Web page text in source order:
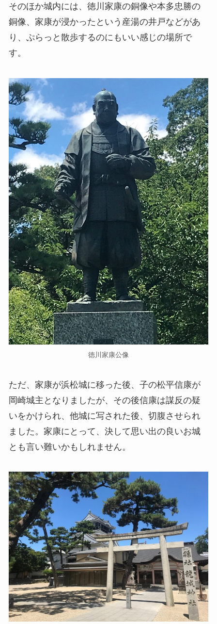
そのほか城内には、徳川家康の銅像や本多忠勝の
銅像、家康が浸かったという産湯の井戸などがあ
り、ぷらっと散歩するのにもいい感じの場所で
す。
徳川家康公像
ただ、家康が浜松城に移った後、子の松平信康が
岡崎城主となりましたが、その後信康は謀反の疑
いをかけられ、他城に写された後、切腹させられ
ました。家康にとって、決して思い出の良いお城
とも言い難いかもしれません。